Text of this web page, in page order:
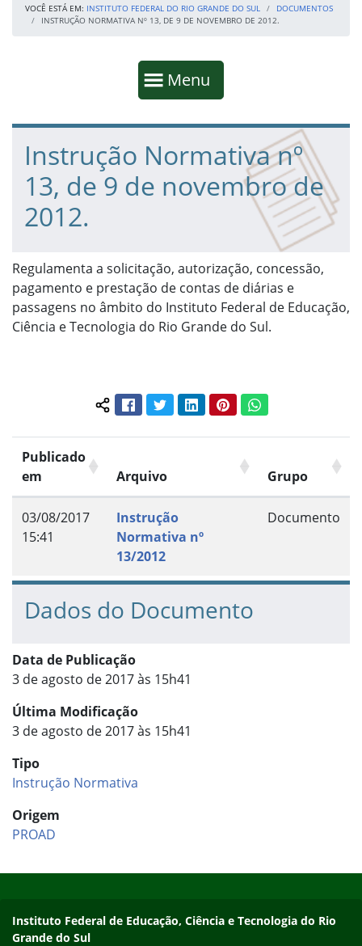
VOCÊ ESTÁ EM: INSTITUTO FEDERAL DO RIO GRANDE DO SUL
DOCUMENTOS
INSTRUÇÃO NORMATIVA Nº 13, DE 9 DE NOVEMBRO DE 2012.
Mostrar
Menu
Fim da navegação
Início do conteúdo
Instrução Normativa nº
13, de 9 de novembro de
2012.
Regulamenta a solicitação, autorização, concessão,
pagamento e prestação de contas de diárias e
passagens no âmbito do Instituto Federal de Educação,
Ciência e Tecnologia do Rio Grande do Sul.
Compartilhar conteúdo:
FacebookTwitterLinkedInPinterestWhatsApp
Publicado
em
Arquivo Grupo
03/08/2017
15:41
Instrução
Normativa nº
13/2012
Documento
Dados do Documento
Data de Publicação
3 de agosto de 2017 às 15h41
Última Modificação
3 de agosto de 2017 às 15h41
Tipo
Instrução Normativa
Origem
PROAD
Contato
Instituto Federal de Educação, Ciência e Tecnologia do Rio
Grande do Sul